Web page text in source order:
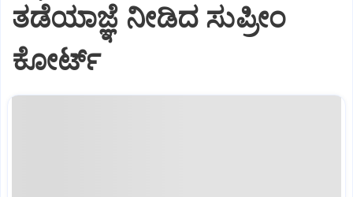
ತಡೆಯಾಜ್ಞೆ ನೀಡಿದ ಸುಪ್ರೀಂ
ಕೋರ್ಟ್